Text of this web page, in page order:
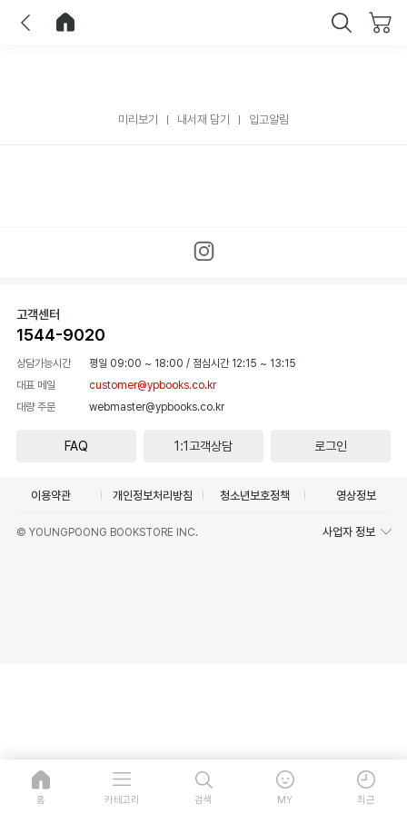
미리보기 내서재 담기 입고알림
고객센터
1544-9020
상담가능시간 평일 09:00 ~ 18:00 / 점심시간 12:15 ~ 13:15
대표 메일
customer@ypbooks.co.kr
대량 주문
webmaster@ypbooks.co.kr
FAQ 1:1고객상담 로그인
이용약관 개인정보처리방침 청소년보호정책 영상정보
© YOUNGPOONG BOOKSTORE INC. 사업자 정보
홈 카테고리 검색 MY 최근